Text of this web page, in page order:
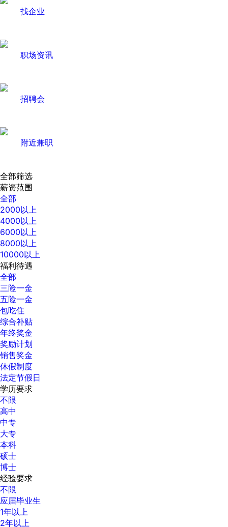
找企业
职场资讯
招聘会
附近兼职
全部筛选
薪资范围
全部
2000以上
4000以上
6000以上
8000以上
10000以上
福利待遇
全部
三险一金
五险一金
包吃住
综合补贴
年终奖金
奖励计划
销售奖金
休假制度
法定节假日
学历要求
不限
高中
中专
大专
本科
硕士
博士
经验要求
不限
应届毕业生
1年以上
2年以上